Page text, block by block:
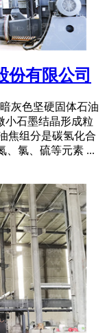
份有限公司
灰色坚硬固体石油
小石墨结晶形成粒
焦组分是碳氢化合
、氯、硫等元素 ...